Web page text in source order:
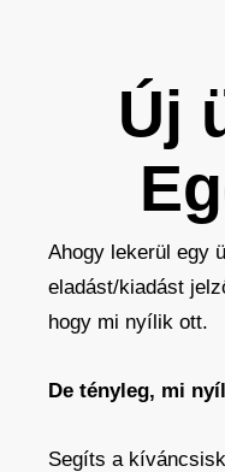
Új
Ahogy lekerül egy
eladást/kiadást
hogy mi nyílik ott.
De tényleg, mi
Segíts a